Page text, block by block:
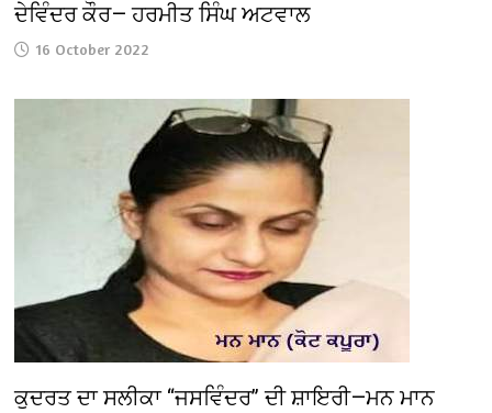
ਦੇਵਿੰਦਰ ਕੌਰ— ਹਰਮੀਤ ਸਿੰਘ ਅਟਵਾਲ
16 October 2022
ਕੁਦਰਤ ਦਾ ਸਲੀਕਾ “ਜਸਵਿੰਦਰ” ਦੀ ਸ਼ਾਇਰੀ—ਮਨ ਮਾਨ